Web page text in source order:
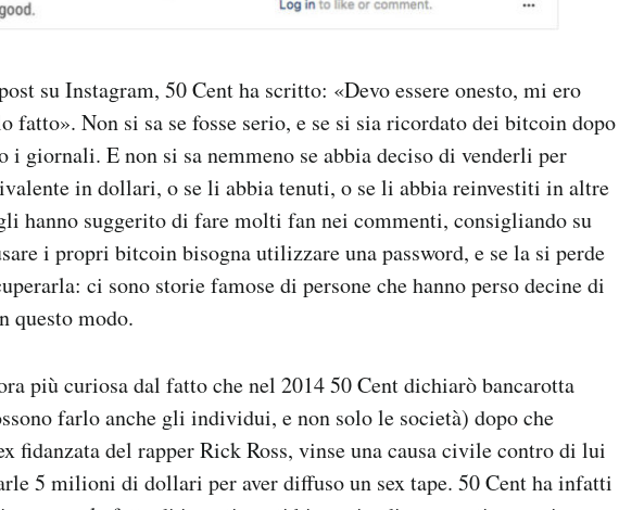
su Instagram, 50 Cent ha scritto: «Devo essere onesto, mi ero
fatto». Non si sa se fosse serio, e se si sia ricordato dei bitcoin dopo
i giornali. E non si sa nemmeno se abbia deciso di venderli per
in dollari, o se li abbia tenuti, o se li abbia reinvestiti in altre
hanno suggerito di fare molti fan nei commenti, consigliando su
i propri bitcoin bisogna utilizzare una password, e se la si perde
ci sono storie famose di persone che hanno perso decine di
modo.
più curiosa dal fatto che nel 2014 50 Cent dichiarò bancarotta
farlo anche gli individui, e non solo le società) dopo che
fidanzata del rapper Rick Ross, vinse una causa civile contro di lui
5 milioni di dollari per aver diffuso un sex tape. 50 Cent ha infatti